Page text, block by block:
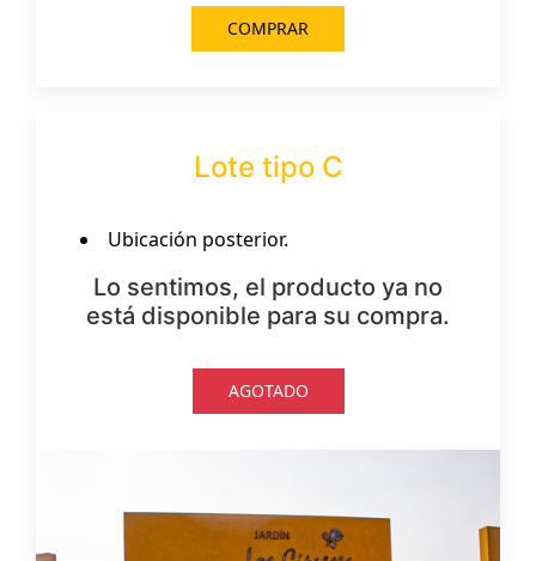
COMPRAR
Lote tipo C
Ubicación posterior.
Lo sentimos, el producto ya no
está disponible para su compra.
AGOTADO